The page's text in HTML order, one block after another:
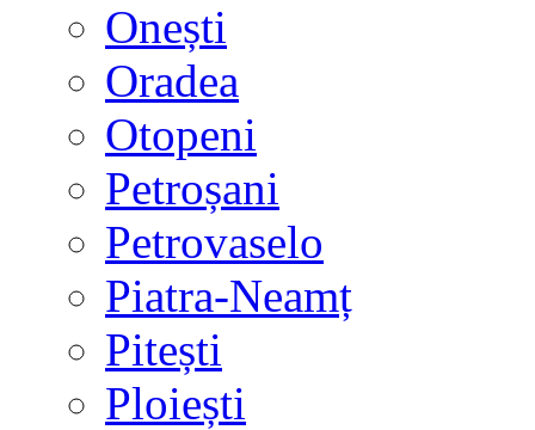
Onești
Oradea
Otopeni
Petroșani
Petrovaselo
Piatra-Neamț
Pitești
Ploiești